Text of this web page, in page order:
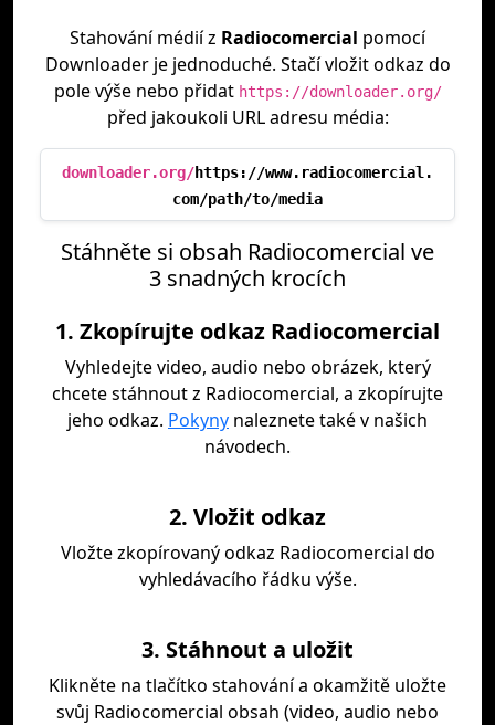
Stahování médií z Radiocomercial pomocí
Downloader je jednoduché. Stačí vložit odkaz do
pole výše nebo přidat https://downloader.org/
před jakoukoli URL adresu média:
downloader.org/https://www.radiocomercial.
com/path/to/media
Stáhněte si obsah Radiocomercial ve
3 snadných krocích
1. Zkopírujte odkaz Radiocomercial
Vyhledejte video, audio nebo obrázek, který
chcete stáhnout z Radiocomercial, a zkopírujte
jeho odkaz. Pokyny naleznete také v našich
návodech.
2. Vložit odkaz
Vložte zkopírovaný odkaz Radiocomercial do
vyhledávacího řádku výše.
3. Stáhnout a uložit
Klikněte na tlačítko stahování a okamžitě uložte
svůj Radiocomercial obsah (video, audio nebo